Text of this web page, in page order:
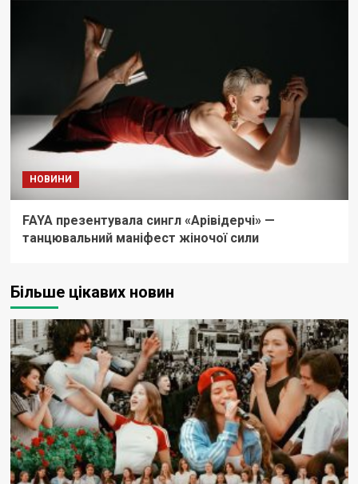
НОВИНИ
FAYA презентувала сингл «Арівідерчі» —
танцювальний маніфест жіночої сили
Більше цікавих новин